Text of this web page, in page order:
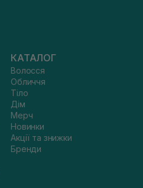
КАТАЛОГ
Волосся
Обличчя
Тіло
Дім
Мерч
Новинки
Акції та знижки
Бренди